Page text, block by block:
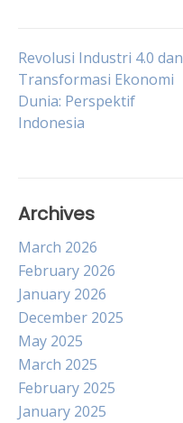
Post
navigation
Revolusi Industri 4.0 dan
Transformasi Ekonomi
Dunia: Perspektif
Indonesia
Archives
March 2026
February 2026
January 2026
December 2025
May 2025
March 2025
February 2025
January 2025